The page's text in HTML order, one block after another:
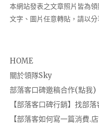
本網站發表之文章照片皆為
文字、圖片任意轉貼，請以分
HOME
關於領隊Sky
部落客口碑邀稿合作(點我)
【部落客口碑行銷】找部
【部落客如何寫一篇消費.